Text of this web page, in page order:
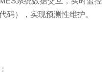
码），实现预测性维护。